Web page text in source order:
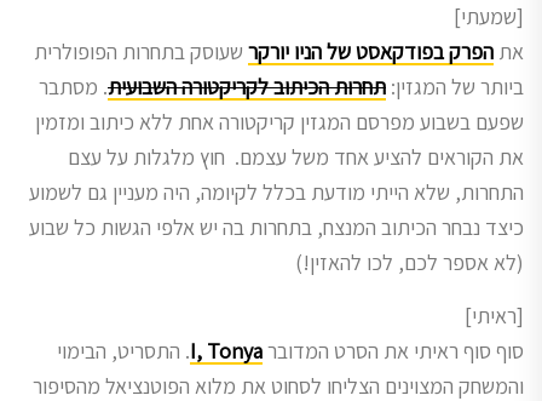
[שמעתי]
את הפרק בפודקאסט של הניו יורקר שעוסק בתחרות הפופולרית
ביותר של המגזין: תחרות הכיתוב לקריקטורה השבועית. מסתבר
שפעם בשבוע מפרסם המגזין קריקטורה אחת ללא כיתוב ומזמין
את הקוראים להציע אחד משל עצמם. חוץ מלגלות על עצם
התחרות, שלא הייתי מודעת בכלל לקיומה, היה מעניין גם לשמוע
כיצד נבחר הכיתוב המנצח, בתחרות בה יש אלפי הגשות כל שבוע
(לא אספר לכם, לכו להאזין!)
[ראיתי]
סוף סוף ראיתי את הסרט המדוברI, Tonya. התסריט, הבימוי
והמשחק המצוינים הצליחו לסחוט את מלוא הפוטנציאל מהסיפור